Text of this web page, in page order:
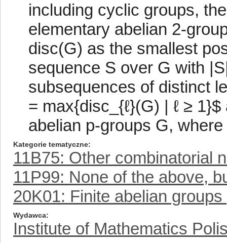
including cyclic groups,
elementary abelian 2-
disc(G) as the smallest
sequence S over G with
subsequences of distinct
= max{disc_{ℓ}(G) | ℓ ≥
abelian p-groups G,
Kategorie tematyczne
11B75: Other combinatorial
11P99: None of the above,
20K01: Finite abelian
Wydawca
Institute of Mathematics